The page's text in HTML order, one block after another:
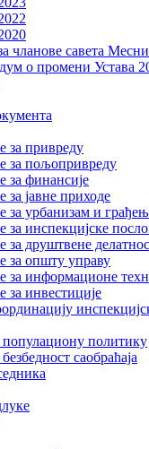
чланове савета
о промени Устава
за привреду
за пољопривреду
за финансије
јавне приходе
урбанизам и
инспекцијске
друштвене
за општу управу
информационе
инвестиције
популациону политику
саобраћаја